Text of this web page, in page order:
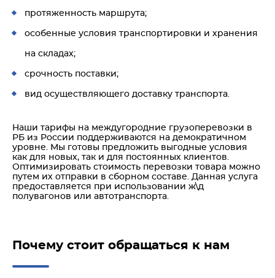
протяженность маршрута;
особенные условия транспортировки и хранения
на складах;
срочность поставки;
вид осуществляющего доставку транспорта.
Наши тарифы на междугородние грузоперевозки в
РБ из России поддерживаются на демократичном
уровне. Мы готовы предложить выгодные условия
как для новых, так и для постоянных клиентов.
Оптимизировать стоимость перевозки товара можно
путем их отправки в сборном составе. Данная услуга
предоставляется при использовании ж\д
полувагонов или автотранспорта.
Почему стоит обращаться к нам